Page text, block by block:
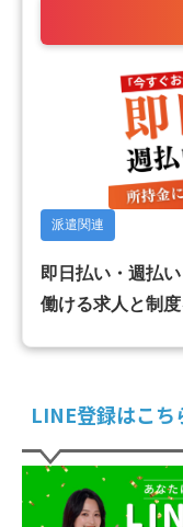
派遣関連
即日払い・週払
働ける求人と制
LINE登録はこち